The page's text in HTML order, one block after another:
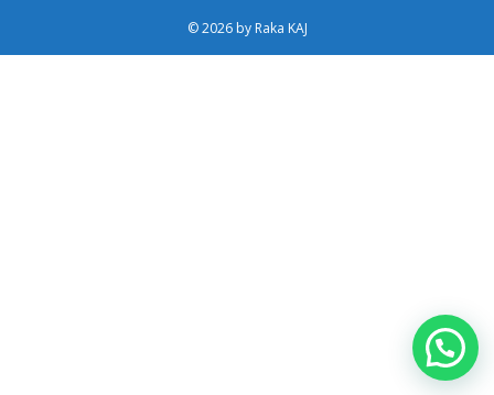
© 2026 by Raka KAJ